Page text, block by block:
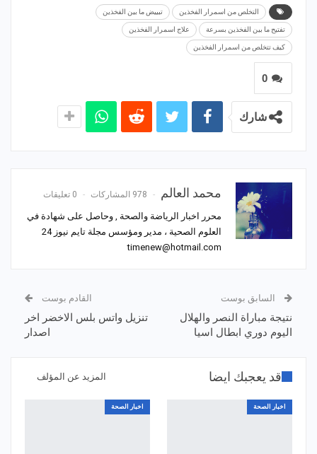
التخلص من اسمرار الفخذين تبييض ما بين الفخذين
تفتيح ما بين الفخذين بسرعة علاج اسمرار الفخذين
كيف تتخلص من اسمرار الفخذين
0
شارك
محمد العالم 978 المشاركات 0 تعليقات
محرر اخبار الرياضة والصحة , وحاصل على شهادة في
العلوم الصحية ، مدير ومؤسس مجلة تايم نيوز 24
timenew@hotmail.com
السابق بوست
نتيجة مباراة النصر والهلال
اليوم دوري ابطال اسيا
القادم بوست
تنزيل واتس بلس الاخضر اخر
اصدار
قد يعجبك ايضا المزيد عن المؤلف
اخبار الصحة اخبار الصحة